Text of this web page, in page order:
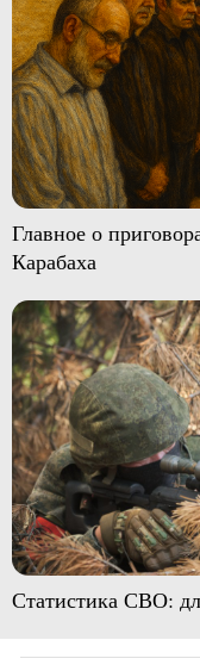
Главное о
Карабаха
Статистика СВО: